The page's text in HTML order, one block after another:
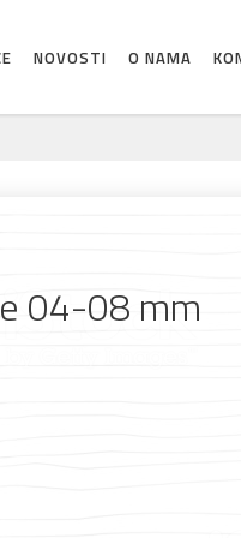
NOVOSTI O NAMA
04-08 mm